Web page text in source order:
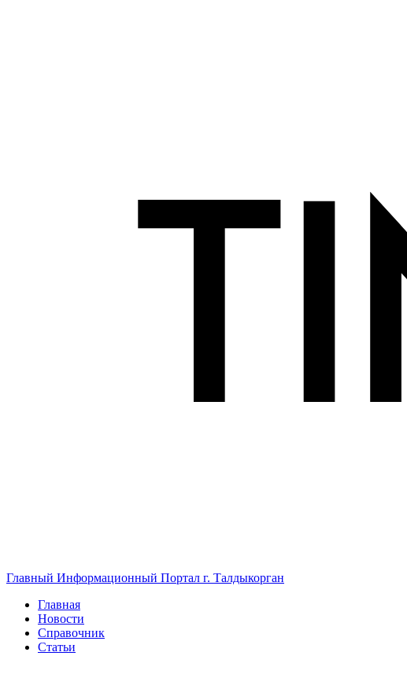
Главный Информационный Портал г. Талдыкорган
Главная
Новости
Справочник
Статьи